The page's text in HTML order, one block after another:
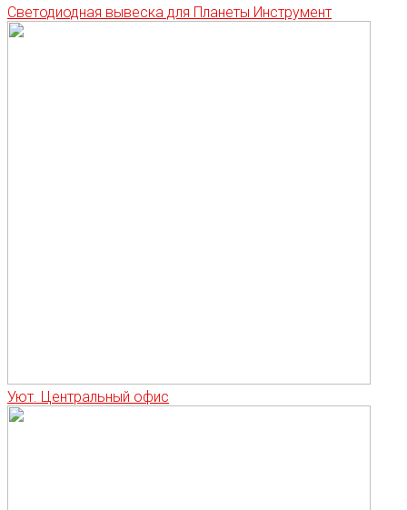
Светодиодная вывеска для Планеты Инструмент
Уют. Центральный офис